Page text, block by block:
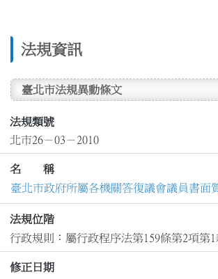
法規資訊
臺北市法規異動條文
法規類號
北市26－03－2010
名 稱
臺北市政府所屬各機關答復議會議員書面
法規位階
行政規則：屬行政程序法第159條第2項第1
修正日期